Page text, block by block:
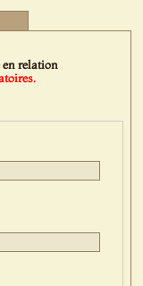
en relation